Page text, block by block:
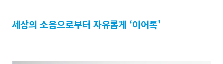
세상의 소음으로부터 자유롭게 ‘이어톡'